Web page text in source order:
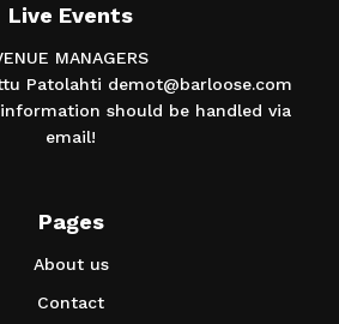
Live Events
MANAGERS
Patolahti demot@barloose.com
should be handled via
email!
Pages
About us
Contact